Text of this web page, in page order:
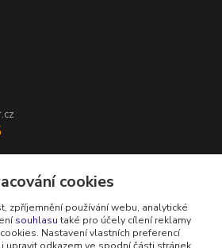
cookies
zpříjemnění používání webu, analytické
souhlasutaké pro účely cílení reklamy
Nastavení vlastních preferencí